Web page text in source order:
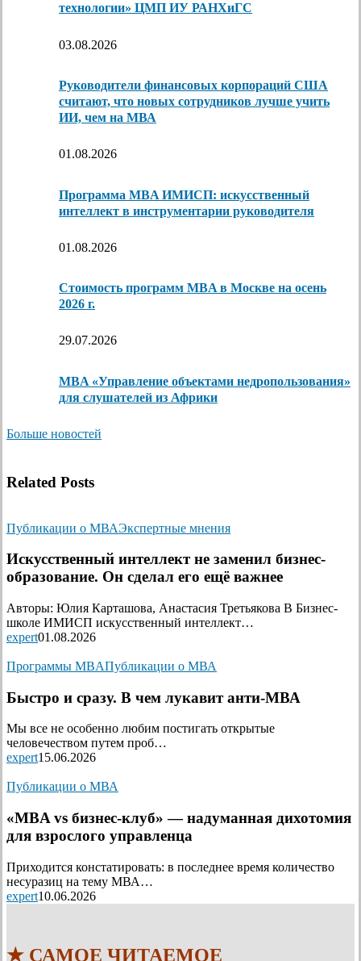
технологии» ЦМП ИУ РАНХиГС
03.08.2026
Руководители финансовых корпораций США
считают, что новых сотрудников лучше учить
ИИ, чем на МВА
01.08.2026
Программа MBA ИМИСП: искусственный
интеллект в инструментарии руководителя
01.08.2026
Стоимость программ MBA в Москве на осень
2026 г.
29.07.2026
MBA «Управление объектами недропользования»
для слушателей из Африки
Больше новостей
Related Posts
Публикации о МВАЭкспертные мнения
Искусственный интеллект не заменил бизнес-
образование. Он сделал его ещё важнее
Авторы: Юлия Карташова, Анастасия Третьякова В Бизнес-
школе ИМИСП искусственный интеллект…
expert01.08.2026
Программы MBAПубликации о МВА
Быстро и сразу. В чем лукавит анти-МВА
Мы все не особенно любим постигать открытые
человечеством путем проб…
expert15.06.2026
Публикации о МВА
«MBA vs бизнес-клуб» — надуманная дихотомия
для взрослого управленца
Приходится констатировать: в последнее время количество
несуразиц на тему МВА…
expert10.06.2026
★ САМОЕ ЧИТАЕМОЕ